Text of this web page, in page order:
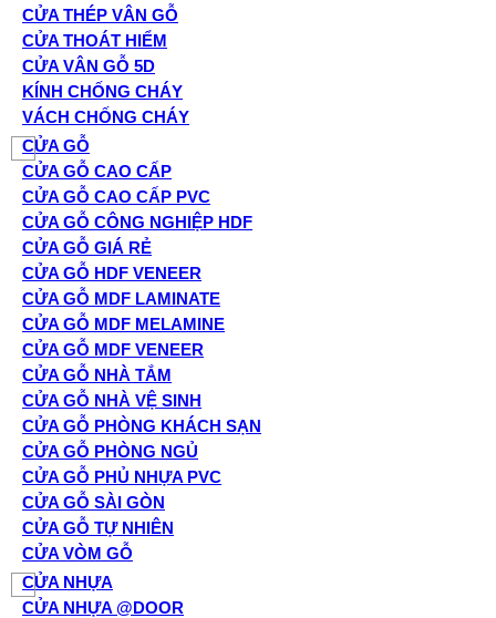
CỬA THÉP VÂN GỖ
CỬA THOÁT HIỂM
CỬA VÂN GỖ 5D
KÍNH CHỐNG CHÁY
VÁCH CHỐNG CHÁY
CỬA GỖ
CỬA GỖ CAO CẤP
CỬA GỖ CAO CẤP PVC
CỬA GỖ CÔNG NGHIỆP HDF
CỬA GỖ GIÁ RẺ
CỬA GỖ HDF VENEER
CỬA GỖ MDF LAMINATE
CỬA GỖ MDF MELAMINE
CỬA GỖ MDF VENEER
CỬA GỖ NHÀ TẮM
CỬA GỖ NHÀ VỆ SINH
CỬA GỖ PHÒNG KHÁCH SẠN
CỬA GỖ PHÒNG NGỦ
CỬA GỖ PHỦ NHỰA PVC
CỬA GỖ SÀI GÒN
CỬA GỖ TỰ NHIÊN
CỬA VÒM GỖ
CỬA NHỰA
CỬA NHỰA @DOOR